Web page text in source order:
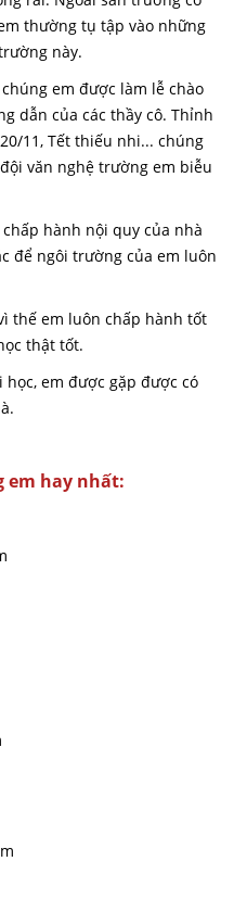
thường tụ tập vào những
này.
em được làm lễ chào
dẫn của các thầy cô. Thỉnh
11, Tết thiếu nhi... chúng
văn nghệ trường em biễu
hành nội quy của nhà
để ngôi trường của em luôn
thế em luôn chấp hành tốt
thật tốt.
em được gặp được có
em hay nhất: